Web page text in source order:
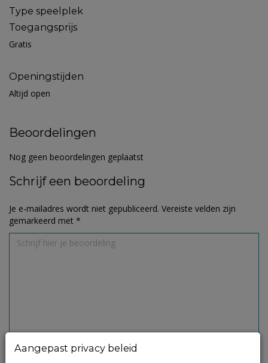
Type speelplek
Toegangsprijs
Gratis
Openingstijden
Altijd open
Beoordelingen
Nog geen beoordelingen geplaatst
Schrijf een beoordeling
Je e-mailadres wordt niet gepubliceerd. Vereiste velden zijn
gemarkeerd met *
Aangepast privacy beleid